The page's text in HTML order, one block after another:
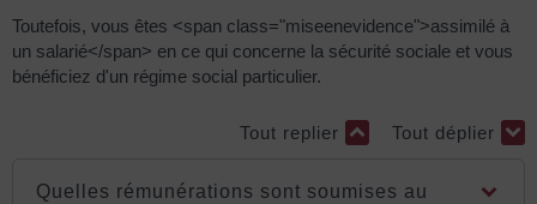
Toutefois, vous êtes <span class="miseenevidence">assimilé à
un salarié</span> en ce qui concerne la sécurité sociale et vous
bénéficiez d'un régime social particulier.
Tout replier Tout déplier
Quelles rémunérations sont soumises au